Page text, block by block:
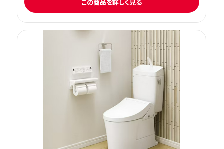
この商品を詳しく見る